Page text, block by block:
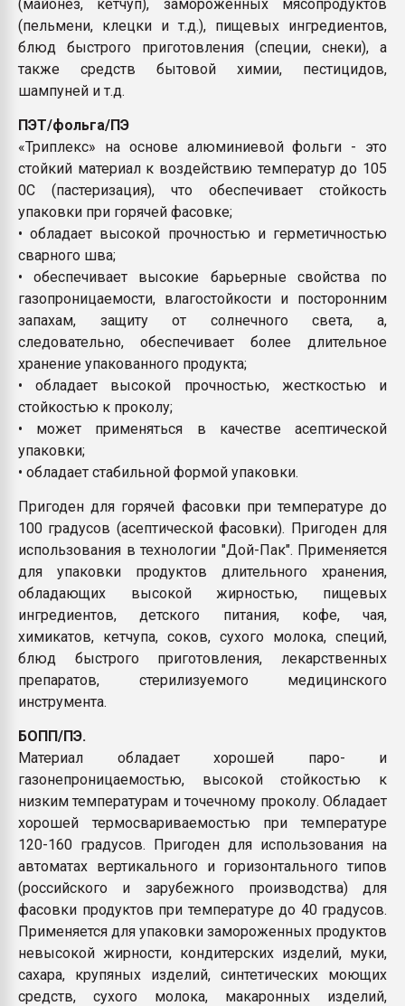
(майонез, кетчуп), замороженных мясопродуктов
(пельмени, клецки и т.д.), пищевых ингредиентов,
блюд быстрого приготовления (специи, снеки), а
также средств бытовой химии, пестицидов,
шампуней и т.д.
ПЭТ/фольга/ПЭ
«Триплекс» на основе алюминиевой фольги - это
стойкий материал к воздействию температур до 105
0С (пастеризация), что обеспечивает стойкость
упаковки при горячей фасовке;
• обладает высокой прочностью и герметичностью
сварного шва;
• обеспечивает высокие барьерные свойства по
газопроницаемости, влагостойкости и посторонним
запахам, защиту от солнечного света, а,
следовательно, обеспечивает более длительное
хранение упакованного продукта;
• обладает высокой прочностью, жесткостью и
стойкостью к проколу;
• может применяться в качестве асептической
упаковки;
• обладает стабильной формой упаковки.
Пригоден для горячей фасовки при температуре до
100 градусов (асептической фасовки). Пригоден для
использования в технологии "Дой-Пак". Применяется
для упаковки продуктов длительного хранения,
обладающих высокой жирностью, пищевых
ингредиентов, детского питания, кофе, чая,
химикатов, кетчупа, соков, сухого молока, специй,
блюд быстрого приготовления, лекарственных
препаратов, стерилизуемого медицинского
инструмента.
БОПП/ПЭ.
Материал обладает хорошей паро- и
газонепроницаемостью, высокой стойкостью к
низким температурам и точечному проколу. Обладает
хорошей термосвариваемостью при температуре
120-160 градусов. Пригоден для использования на
автоматах вертикального и горизонтального типов
(российского и зарубежного производства) для
фасовки продуктов при температуре до 40 градусов.
Применяется для упаковки замороженных продуктов
невысокой жирности, кондитерских изделий, муки,
сахара, крупяных изделий, синтетических моющих
средств, сухого молока, макаронных изделий,